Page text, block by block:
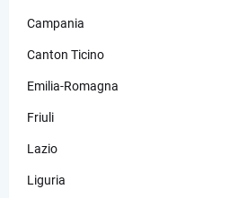
Campania
Canton Ticino
Emilia-Romagna
Friuli
Lazio
Liguria